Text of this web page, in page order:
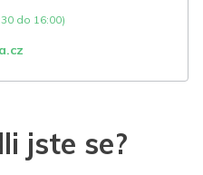
do 16:00)
jste se?